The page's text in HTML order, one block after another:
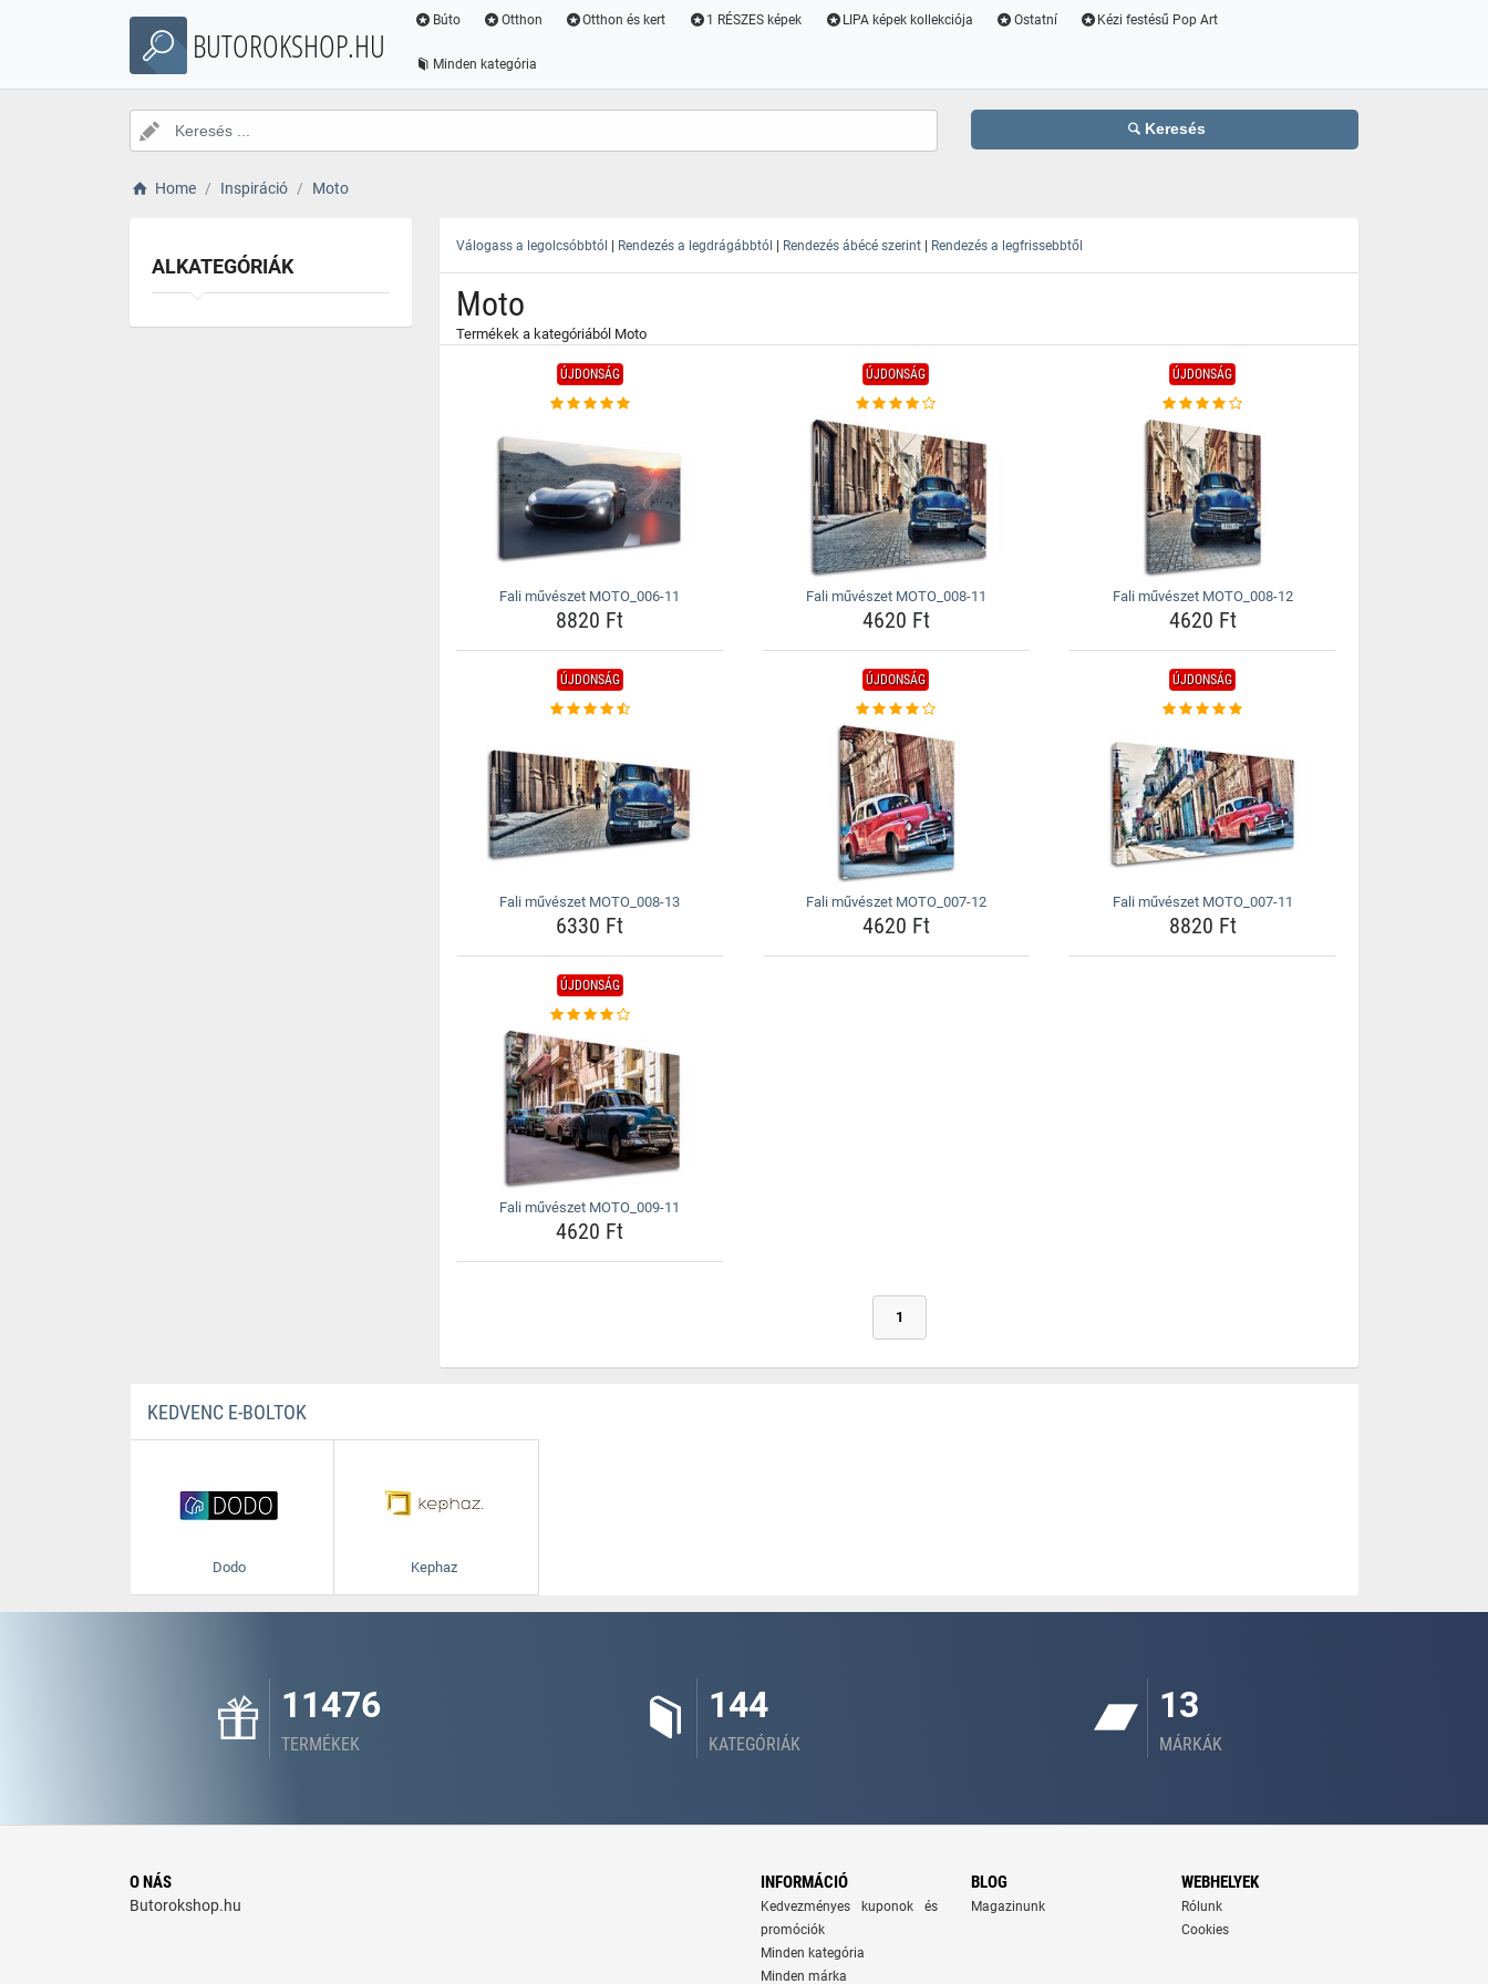
BUTOROKSHOP.HU
Búto Otthon Otthon és kert 1 RÉSZES képek LIPA képek kollekciója Ostatní Kézi festésű Pop Art
Minden kategória
Keresés
Home Inspiráció Moto
ALKATEGÓRIÁK
Válogass a legolcsóbbtól | Rendezés a legdrágábbtól | Rendezés ábécé szerint | Rendezés a legfrissebbtől
Moto
Termékek a kategóriából Moto
ÚJDONSÁG
Fali művészet MOTO_006-11
8820 Ft
ÚJDONSÁG
Fali művészet MOTO_008-11
4620 Ft
ÚJDONSÁG
Fali művészet MOTO_008-12
4620 Ft
ÚJDONSÁG
Fali művészet MOTO_008-13
6330 Ft
ÚJDONSÁG
Fali művészet MOTO_007-12
4620 Ft
ÚJDONSÁG
Fali művészet MOTO_007-11
8820 Ft
ÚJDONSÁG
Fali művészet MOTO_009-11
4620 Ft
1
KEDVENC E-BOLTOK
Dodo Kephaz
11476
TERMÉKEK
144
KATEGÓRIÁK
13
MÁRKÁK
O NÁS
Butorokshop.hu
INFORMÁCIÓ
Kedvezményes kuponok és
promóciók
Minden kategória
Minden márka
BLOG
Magazinunk
WEBHELYEK
Rólunk
Cookies